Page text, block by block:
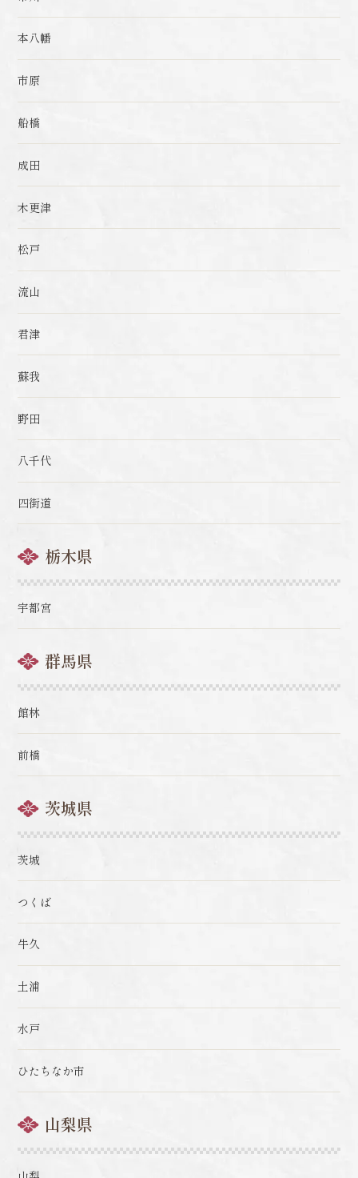
本八幡
市原
船橋
成田
木更津
松戸
流山
君津
蘇我
野田
八千代
四街道
栃木県
宇都宮
群馬県
館林
前橋
茨城県
茨城
つくば
牛久
土浦
水戸
ひたちなか市
山梨県